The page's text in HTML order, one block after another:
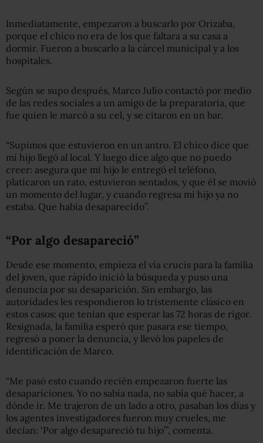
Inmediatamente, empezaron a buscarlo por Orizaba,
porque el chico no era de los que faltara a su casa a
dormir. Fueron a buscarlo a la cárcel municipal y a los
hospitales.
Según se supo después, Marco Julio contactó por medio
de las redes sociales a un amigo de la preparatoria, que
fue quien le marcó a su cel, y se citaron en un bar.
“Supimos que estuvieron en un antro. El chico dice que
mi hijo llegó al local. Y luego dice algo que no puedo
creer: asegura que mi hijo le entregó el teléfono,
platicaron un rato, estuvieron sentados, y que él se movió
un momento del lugar, y cuando regresa mi hijo ya no
estaba. Que había desaparecido”.
“Por algo desapareció”
Desde ese momento, empieza el vía crucis para la familia
del joven, que rápido inició la búsqueda y puso una
denuncia por su desaparición. Sin embargo, las
autoridades les respondieron lo trístemente clásico en
estos casos: que tenían que esperar las 72 horas de rigor.
Resignada, la familia esperó que pasara ese tiempo,
regresó a poner la denuncia, y llevó los papeles de
identificación de Marco.
“Me pasó esto cuando recién empezaron fuerte las
desapariciones. Yo no sabía nada, no sabía qué hacer, a
dónde ir. Me trajeron de un lado a otro, pasaban los días y
los agentes investigadores fueron muy crueles, me
decían: ‘Por algo desapareció tu hijo’”, comenta.